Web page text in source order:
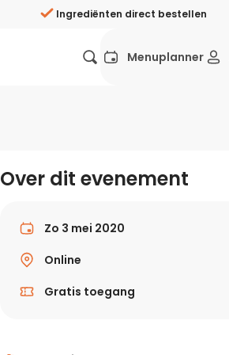
Ingrediënten direct bestellen
Wat eten we vandaag?
Gezonde recepten
Menuplanner
Over dit evenement
Zo 3 mei 2020
Online
Gratis toegang